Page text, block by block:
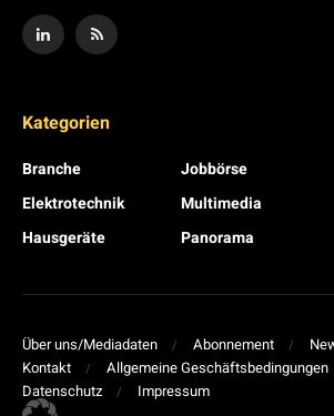
Kategorien
Branche
Elektrotechnik
Hausgeräte
Jobbörse
Multimedia
Panorama
Über uns/Mediadaten Abonnement
Kontakt
Allgemeine Geschäftsbedingungen
Datenschutz
Impressum